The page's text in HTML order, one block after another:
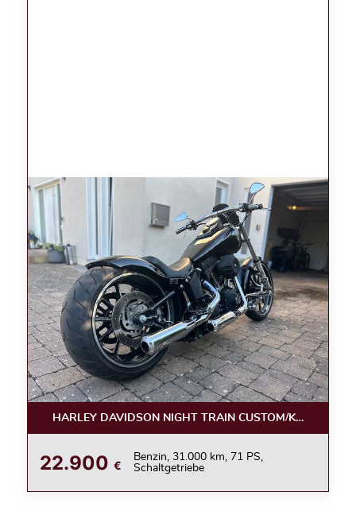
HARLEY DAVIDSON NIGHT TRAIN CUSTOM/KLAPPE/
22.900 €
Benzin, 31.000 km, 71 PS,
Schaltgetriebe